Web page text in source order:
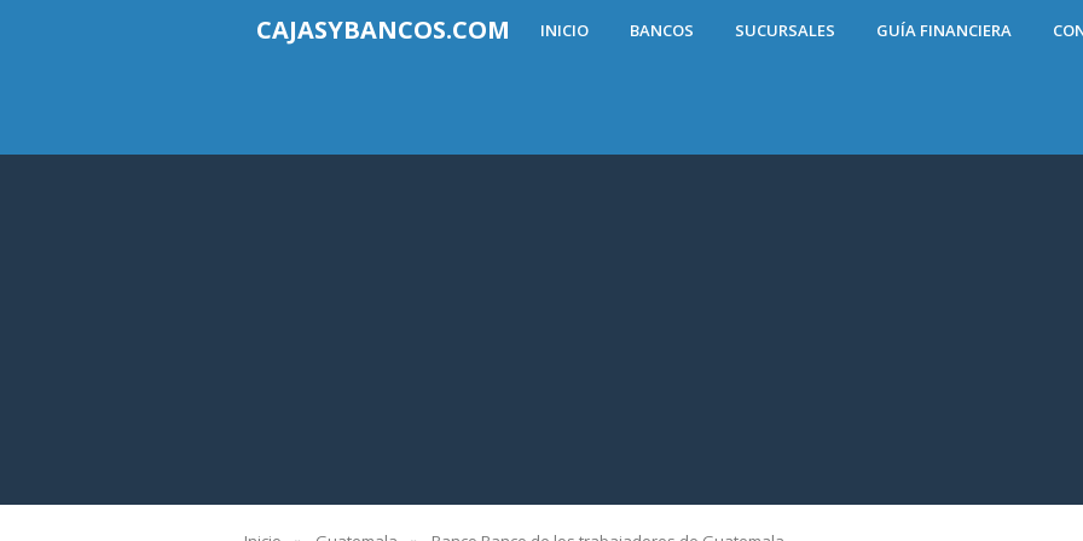
CAJASYBANCOS.COM INICIO BANCOS SUCURSALES GUÍA FINANCIERA